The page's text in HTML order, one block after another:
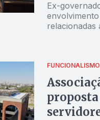
Ex-
relacionadas
proposta